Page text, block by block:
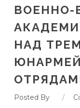
НАД
Posted By /